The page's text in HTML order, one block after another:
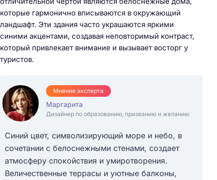
которые гармонично вписываются в окружающий
ландшафт. Эти здания часто украшаются яркими
синими акцентами, создавая неповторимый контраст,
который привлекает внимание и вызывает восторг у
туристов.
Мнение эксперта
Маргарита
Дизайнер по образованию, призванию и желанию
Синий цвет, символизирующий море и небо, в
сочетании с белоснежными стенами, создает
атмосферу спокойствия и умиротворения.
Величественные террасы и уютные балконы,